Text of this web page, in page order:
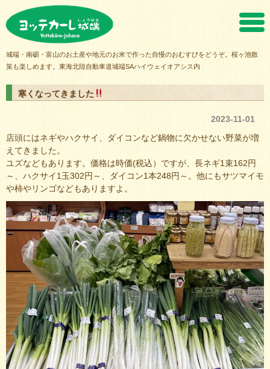
城端・南砺・富山のお土産や地元のお米で作った自慢のおむすびをどうぞ。桜ヶ池散
策も楽しめます。東海北陸自動車道城端SAハイウェイオアシス内
寒くなってきました
2023-11-01
店頭にはネギやハクサイ、ダイコンなど鍋物に欠かせない野菜が増
えてきました。
ユズなどもあります。価格は時価(税込）ですが、長ネギ1束162円
～、ハクサイ1玉302円～、ダイコン1本248円～。他にもサツマイモ
や柿やリンゴなどもありますよ。